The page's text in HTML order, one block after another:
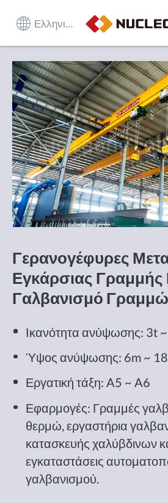
Ελληνικά
Γερανογέφυρες
Εγκάρσιας Γραμμής
Γαλβανισμό
Ικανότητα ανύψωσης: 3t
Ύψος ανύψωσης: 6m ~
Εργατική τάξη: A5 ~ A6
Εφαρμογές: Γραμμές
θερμώ, εργαστήρια
κατασκευής χαλύβδινων
εγκαταστάσεις
γαλβανισμού.